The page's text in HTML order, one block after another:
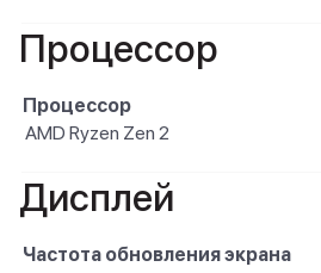
Процессор
Процессор
AMD Ryzen Zen 2
Дисплей
Частота обновления экрана